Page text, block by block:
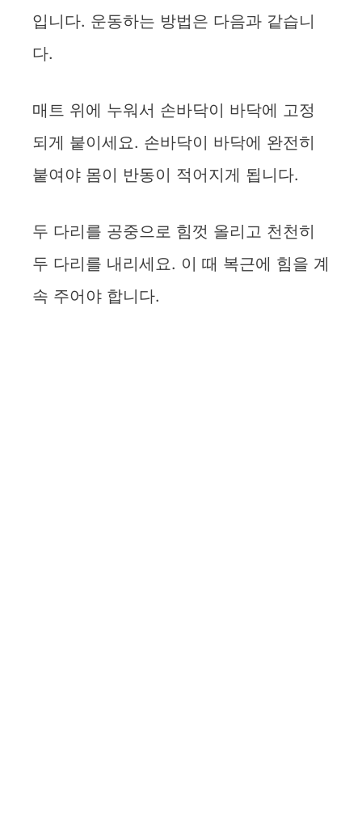
입니다. 운동하는 방법은 다음과 같습니
다.
매트 위에 누워서 손바닥이 바닥에 고정
되게 붙이세요. 손바닥이 바닥에 완전히
붙여야 몸이 반동이 적어지게 됩니다.
두 다리를 공중으로 힘껏 올리고 천천히
두 다리를 내리세요. 이 때 복근에 힘을 계
속 주어야 합니다.